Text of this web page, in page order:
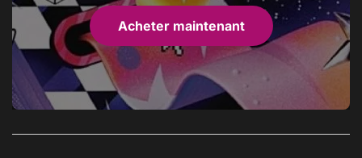
Acheter maintenant